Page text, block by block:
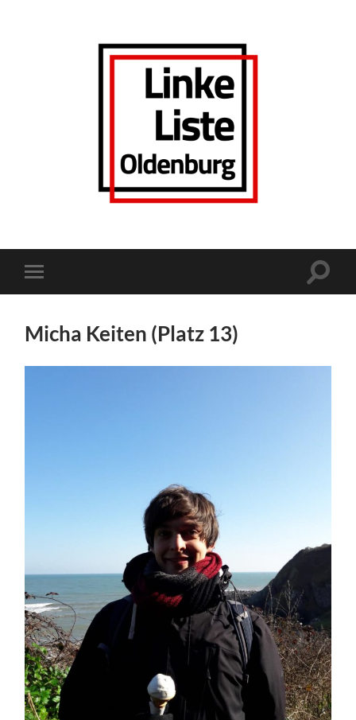
Oldenburg
Mobile-
Menü
Micha Keiten (Platz 13)